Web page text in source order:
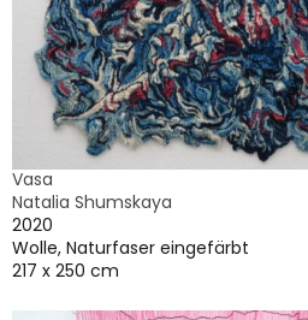
Vasa
Natalia Shumskaya
2020
Wolle, Naturfaser eingefärbt
217 x 250 cm